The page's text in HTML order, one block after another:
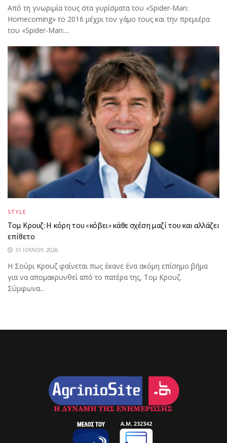
Από τη γνωριμία τους στα γυρίσματα του «Spider-Man:
Homecoming» το 2016 μέχρι τον γάμο τους και την πρεμιέρα
του «Spider-Man:...
STYLE
Τομ Κρουζ: Η κόρη του «κόβει» κάθε σχέση μαζί του και αλλάζει
επίθετο
31 ΙΟΥΛΊΟΥ, 2026
Η Σούρι Κρουζ φαίνεται πως έκανε ένα ακόμη επίσημο βήμα
για να απομακρυνθεί από το πατέρα της, Τομ Κρουζ.
Σύμφωνα...